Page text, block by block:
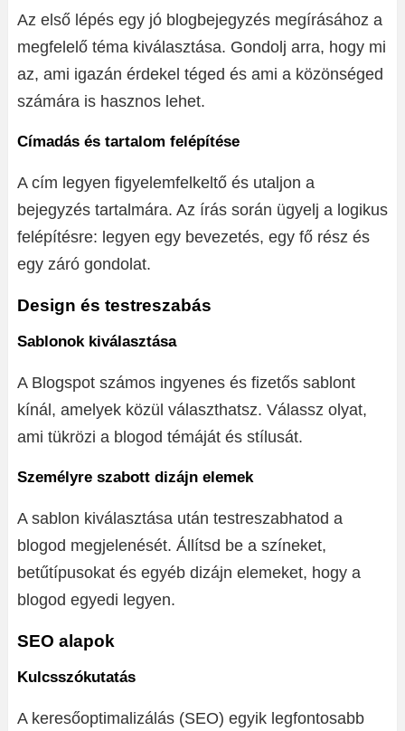
Az első lépés egy jó blogbejegyzés megírásához a
megfelelő téma kiválasztása. Gondolj arra, hogy mi
az, ami igazán érdekel téged és ami a közönséged
számára is hasznos lehet.
Címadás és tartalom felépítése
A cím legyen figyelemfelkeltő és utaljon a
bejegyzés tartalmára. Az írás során ügyelj a logikus
felépítésre: legyen egy bevezetés, egy fő rész és
egy záró gondolat.
Design és testreszabás
Sablonok kiválasztása
A Blogspot számos ingyenes és fizetős sablont
kínál, amelyek közül választhatsz. Válassz olyat,
ami tükrözi a blogod témáját és stílusát.
Személyre szabott dizájn elemek
A sablon kiválasztása után testreszabhatod a
blogod megjelenését. Állítsd be a színeket,
betűtípusokat és egyéb dizájn elemeket, hogy a
blogod egyedi legyen.
SEO alapok
Kulcsszókutatás
A keresőoptimalizálás (SEO) egyik legfontosabb